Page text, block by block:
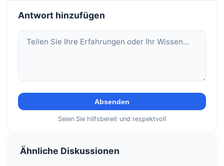
Antwort hinzufügen
Absenden
Seien Sie hilfsbereit und respektvoll
Ähnliche Diskussionen